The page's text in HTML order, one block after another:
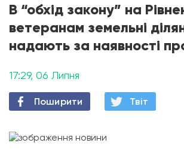
В “обхід закону” на
ветеранам земельні
надають за наявності
17:29, 06 Липня
Поширити Твiт